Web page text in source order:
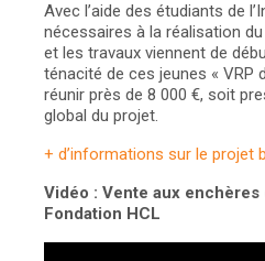
Avec l’aide des étudiants de
nécessaires à la réalisation
et les travaux viennent de
ténacité de ces jeunes « VRP
réunir près de 8 000 €, soit
global du projet.
+ d’informations sur le projet
Vidéo : Vente aux
Fondation HCL